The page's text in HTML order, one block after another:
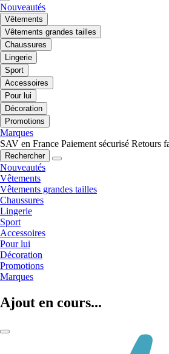
Nouveautés
Vêtements
Vêtements grandes tailles
Chaussures
Lingerie
Sport
Accessoires
Pour lui
Décoration
Promotions
Marques
SAV en France Paiement sécurisé Retours
Rechercher
Nouveautés
Vêtements
Vêtements grandes tailles
Chaussures
Lingerie
Sport
Accessoires
Pour lui
Décoration
Promotions
Marques
Ajout en cours...